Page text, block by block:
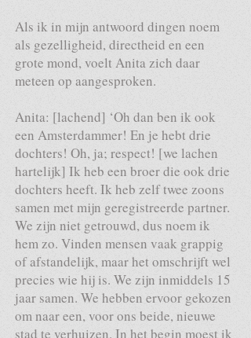
Als ik in mijn antwoord dingen noem
als gezelligheid, directheid en een
grote mond, voelt Anita zich daar
meteen op aangesproken.
Anita: [lachend] ‘Oh dan ben ik ook
een Amsterdammer! En je hebt drie
dochters! Oh, ja; respect! [we lachen
hartelijk] Ik heb een broer die ook drie
dochters heeft. Ik heb zelf twee zoons
samen met mijn geregistreerde partner.
We zijn niet getrouwd, dus noem ik
hem zo. Vinden mensen vaak grappig
of afstandelijk, maar het omschrijft wel
precies wie hij is. We zijn inmiddels 15
jaar samen. We hebben ervoor gekozen
om naar een, voor ons beide, nieuwe
stad te verhuizen. In het begin moest ik